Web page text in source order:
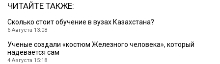
ЧИТАЙТЕ ТАКЖЕ:
Cколько стоит обучение в вузах Казахстана?
6 Августа 13:08
Ученые создали «костюм Железного человека», который
надевается сам
4 Августа 15:18